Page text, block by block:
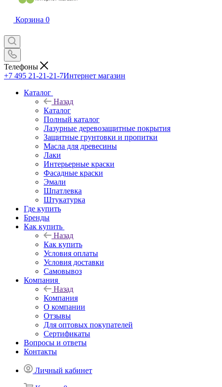
Корзина 0
Телефоны
+7 495 21-21-21-7Интернет магазин
Каталог
Назад
Каталог
Полный каталог
Лазурные деревозащитные покрытия
Защитные грунтовки и пропитки
Масла для древесины
Лаки
Интерьерные краски
Фасадные краски
Эмали
Шпатлевка
Штукатурка
Где купить
Бренды
Как купить
Назад
Как купить
Условия оплаты
Условия доставки
Самовывоз
Компания
Назад
Компания
О компании
Отзывы
Для оптовых покупателей
Сертификаты
Вопросы и ответы
Контакты
Личный кабинет